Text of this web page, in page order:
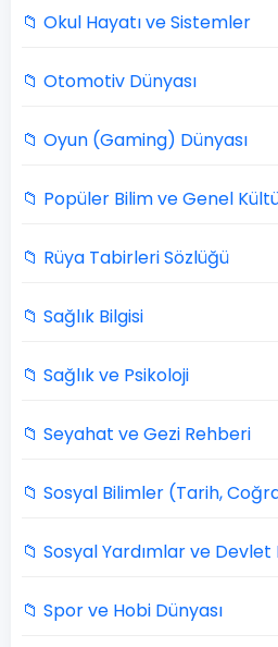
📁 Okul Hayatı ve Sistemler
📁 Otomotiv Dünyası
📁 Oyun (Gaming) Dünyası
📁 Popüler Bilim ve Genel
📁 Rüya Tabirleri Sözlüğü
📁 Sağlık Bilgisi
📁 Sağlık ve Psikoloji
📁 Seyahat ve Gezi Rehberi
📁 Sosyal Bilimler (Tarih,
📁 Sosyal Yardımlar ve
📁 Spor ve Hobi Dünyası